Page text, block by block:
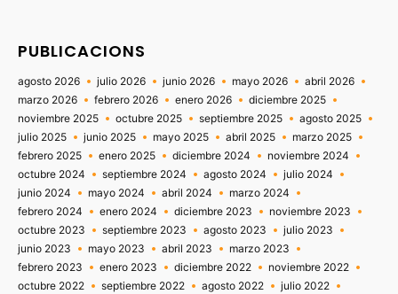
PUBLICACIONS
agosto 2026 julio 2026 junio 2026 mayo 2026
abril 2026
marzo 2026
febrero 2026 enero 2026
diciembre 2025
noviembre 2025
octubre 2025 septiembre 2025
agosto 2025
julio 2025
junio 2025 mayo 2025 abril 2025
marzo 2025
febrero 2025
enero 2025 diciembre 2024
noviembre 2024
octubre 2024
septiembre 2024 agosto 2024
julio 2024
junio 2024
mayo 2024 abril 2024
marzo 2024
febrero 2024
enero 2024 diciembre 2023
noviembre 2023
octubre 2023
septiembre 2023 agosto 2023
julio 2023
junio 2023
mayo 2023 abril 2023
marzo 2023
febrero 2023
enero 2023 diciembre 2022
noviembre 2022
octubre 2022
septiembre 2022 agosto 2022
julio 2022